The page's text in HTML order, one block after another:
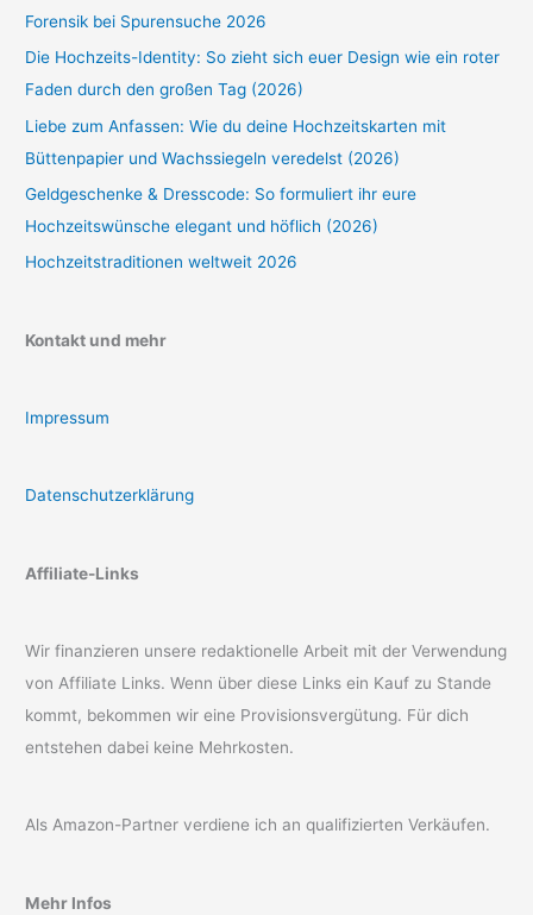
Forensik bei Spurensuche 2026
Die Hochzeits-Identity: So zieht sich euer Design wie ein roter
Faden durch den großen Tag (2026)
Liebe zum Anfassen: Wie du deine Hochzeitskarten mit
Büttenpapier und Wachssiegeln veredelst (2026)
Geldgeschenke & Dresscode: So formuliert ihr eure
Hochzeitswünsche elegant und höflich (2026)
Hochzeitstraditionen weltweit 2026
Kontakt und mehr
Impressum
Datenschutzerklärung
Affiliate-Links
Wir finanzieren unsere redaktionelle Arbeit mit der Verwendung
von Affiliate Links. Wenn über diese Links ein Kauf zu Stande
kommt, bekommen wir eine Provisionsvergütung. Für dich
entstehen dabei keine Mehrkosten.
Als Amazon-Partner verdiene ich an qualifizierten Verkäufen.
Mehr Infos